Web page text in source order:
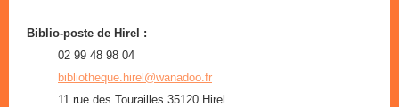
Biblio-poste de Hirel :
02 99 48 98 04
bibliotheque.hirel@wanadoo.fr
11 rue des Tourailles 35120 Hirel
Marchés d'été
tous les vendredis dans le bourg
En savoir plus...